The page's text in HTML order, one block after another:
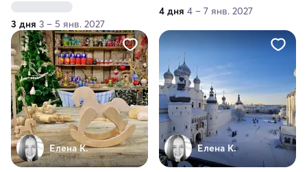
3 дня 3 – 5 янв. 2027
4 дня 4 – 7 янв. 2027
Елена К. Елена К.